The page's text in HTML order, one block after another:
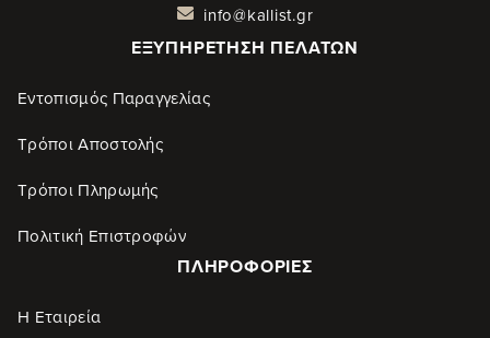
info@kallist.gr
ΕΞΥΠΗΡΈΤΗΣΗ ΠΕΛΑΤΏΝ
Εντοπισμός Παραγγελίας
Τρόποι Αποστολής
Τρόποι Πληρωμής
Πολιτική Επιστροφών
ΠΛΗΡΟΦΟΡΊΕΣ
Η Εταιρεία